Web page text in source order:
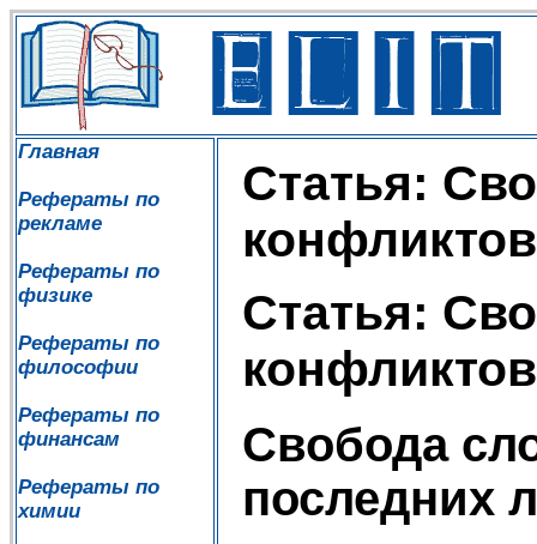
Главная
Рефераты по
рекламе
Рефераты по
физике
Рефераты по
философии
Рефераты по
финансам
Рефераты по
химии
Статья:
Статья:
Свобода
последних